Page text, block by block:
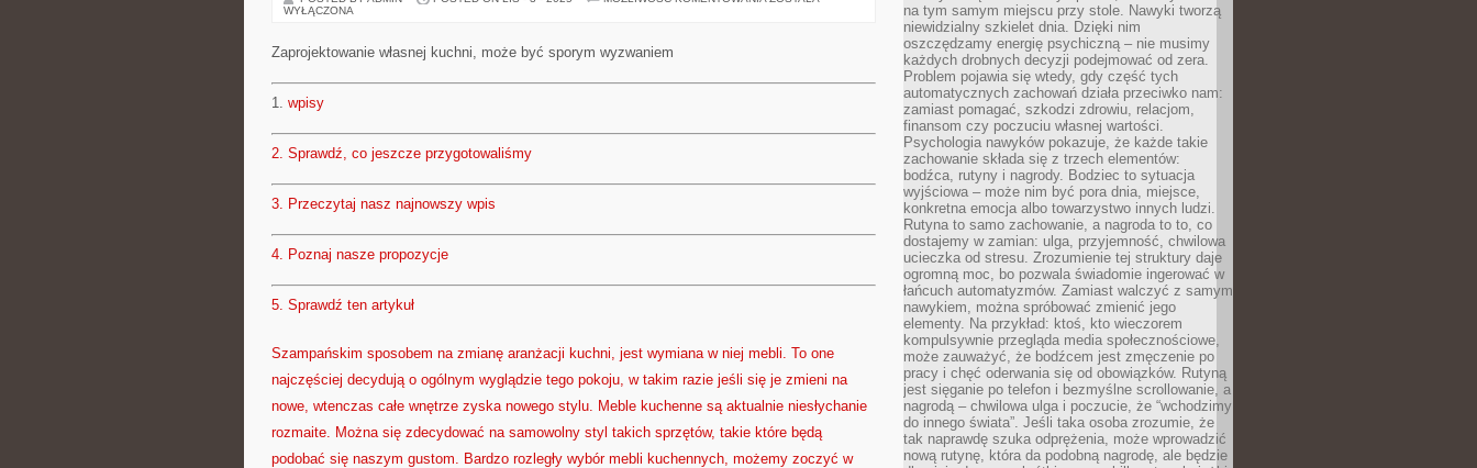
WYŁĄCZONA
Zaprojektowanie własnej kuchni, może być sporym wyzwaniem
1. wpisy
2. Sprawdź, co jeszcze przygotowaliśmy
3. Przeczytaj nasz najnowszy wpis
4. Poznaj nasze propozycje
5. Sprawdź ten artykuł
Szampańskim sposobem na zmianę aranżacji kuchni, jest wymiana w niej mebli. To one
najczęściej decydują o ogólnym wyglądzie tego pokoju, w takim razie jeśli się je zmieni na
nowe, wtenczas całe wnętrze zyska nowego stylu. Meble kuchenne są aktualnie niesłychanie
rozmaite. Można się zdecydować na samowolny styl takich sprzętów, takie które będą
podobać się naszym gustom. Bardzo rozległy wybór mebli kuchennych, możemy zoczyć w
na tym samym miejscu przy stole. Nawyki tworzą
niewidzialny szkielet dnia. Dzięki nim
oszczędzamy energię psychiczną – nie musimy
każdych drobnych decyzji podejmować od zera.
Problem pojawia się wtedy, gdy część tych
automatycznych zachowań działa przeciwko nam:
zamiast pomagać, szkodzi zdrowiu, relacjom,
finansom czy poczuciu własnej wartości.
Psychologia nawyków pokazuje, że każde takie
zachowanie składa się z trzech elementów:
bodźca, rutyny i nagrody. Bodziec to sytuacja
wyjściowa – może nim być pora dnia, miejsce,
konkretna emocja albo towarzystwo innych ludzi.
Rutyna to samo zachowanie, a nagroda to to, co
dostajemy w zamian: ulga, przyjemność, chwilowa
ucieczka od stresu. Zrozumienie tej struktury daje
ogromną moc, bo pozwala świadomie ingerować w
łańcuch automatyzmów. Zamiast walczyć z samym
nawykiem, można spróbować zmienić jego
elementy. Na przykład: ktoś, kto wieczorem
kompulsywnie przegląda media społecznościowe,
może zauważyć, że bodźcem jest zmęczenie po
pracy i chęć oderwania się od obowiązków. Rutyną
jest sięganie po telefon i bezmyślne scrollowanie, a
nagrodą – chwilowa ulga i poczucie, że “wchodzimy
do innego świata”. Jeśli taka osoba zrozumie, że
tak naprawdę szuka odprężenia, może wprowadzić
nową rutynę, która da podobną nagrodę, ale będzie